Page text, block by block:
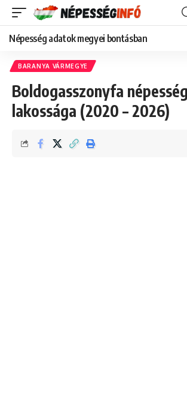
Népesség adatok megyei bontásban
BARANYA VÁRMEGYE
Boldogasszonyfa
lakossága (2020 – 2026)